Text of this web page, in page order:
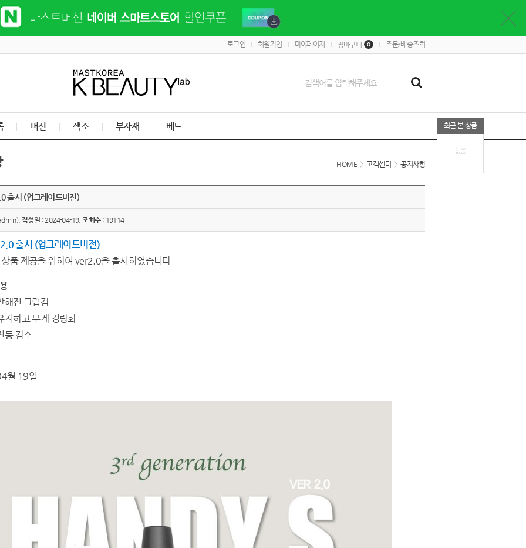
로그인 회원가입 마이페이지 장바구니 0 주문/배송조회
머신 색소 부자재 베드 최근 본 상품
없음
HOME > 고객센터 > 공지사항
출시 (업그레이드버전)
작성일 : 2024-04-19,조회수: 19114
출시 (업그레이드버전)
품 제공을 위하여 ver2.0을 출시하였습니다​
해진 그립감
지하고 무게 경량화
동 감소
월 19일